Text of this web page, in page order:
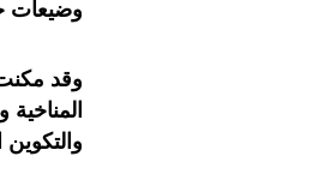
وضيعات
وقد
والتكوين